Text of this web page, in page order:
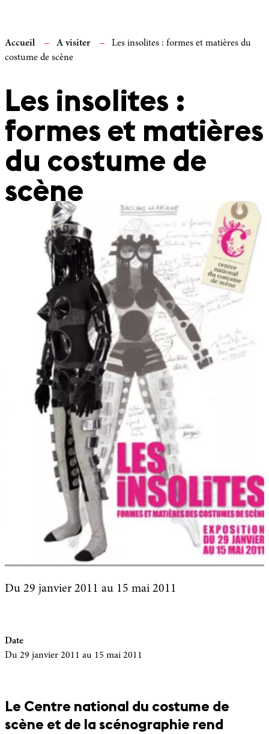
Accueil A visiter
Les insolites : formes et matières du
costume de scène
Les insolites :
formes et matières
du costume de
scène
Du 29 janvier 2011 au 15 mai 2011
Date
Du 29 janvier 2011 au 15 mai 2011
Le Centre national du costume de
scène et de la scénographie rend